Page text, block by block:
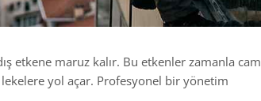
etkene maruz kalır. Bu etkenler zamanla cam
yol açar. Profesyonel bir yönetim